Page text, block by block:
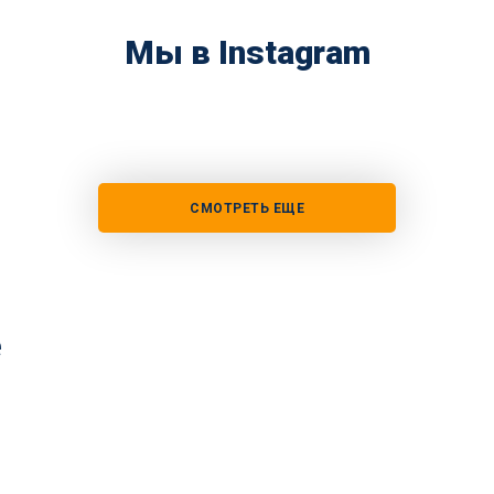
Мы в Instagram
СМОТРЕТЬ ЕЩЕ